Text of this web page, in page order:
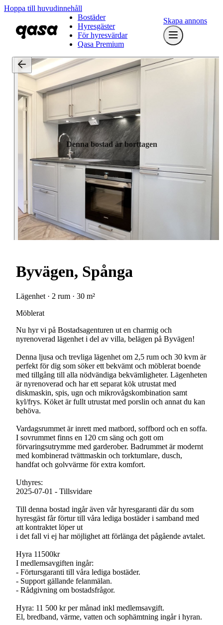
Hoppa till huvudinnehåll
Bostäder
Hyresgäster
För hyresvärdar
Qasa Premium
Skapa annons
Denna bostad är borttagen
Byvägen, Spånga
Lägenhet · 2 rum · 30 m²
Möblerat
Nu hyr vi på Bostadsagenturen ut en charmig och
nyrenoverad lägenhet i del av villa, belägen på Byvägen!
Denna ljusa och trevliga lägenhet om 2,5 rum och 30 kvm är
perfekt för dig som söker ett bekvämt och möblerat boende
med tillgång till alla nödvändiga bekvämligheter. Lägenheten
är nyrenoverad och har ett separat kök utrustat med
diskmaskin, spis, ugn och mikrovågskombination samt
kyl/frys. Köket är fullt utrustat med porslin och annat du kan
behöva.
Vardagsrummet är inrett med matbord, soffbord och en soffa.
I sovrummet finns en 120 cm säng och gott om
förvaringsutrymme med garderober. Badrummet är modernt
med kombinerad tvättmaskin och torktumlare, dusch,
handfat och golvvärme för extra komfort.
Uthyres:
2025-07-01 - Tillsvidare
Till denna bostad ingår även vår hyresgaranti där du som
hyresgäst får förtur till våra lediga bostäder i samband med
att kontraktet löper ut
i det fall vi ej har möjlighet att förlänga det pågående avtalet.
Hyra 11500kr
I medlemsavgiften ingår:
- Förtursgaranti till våra lediga bostäder.
- Support gällande felanmälan.
- Rådgivning om bostadsfrågor.
Hyra: 11 500 kr per månad inkl medlemsavgift.
El, bredband, värme, vatten och sophämtning ingår i hyran.